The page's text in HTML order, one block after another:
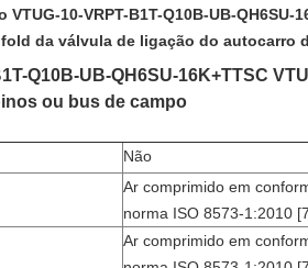
VTUG-10-VRPT-B1T-Q10B-UB-QH6SU-
da válvula de ligação do autocarro
Q10B-UB-QH6SU-16K+TTSC
ou bus de campo
Não
Ar comprimido em
norma ISO 8573-1:2010
Ar comprimido em